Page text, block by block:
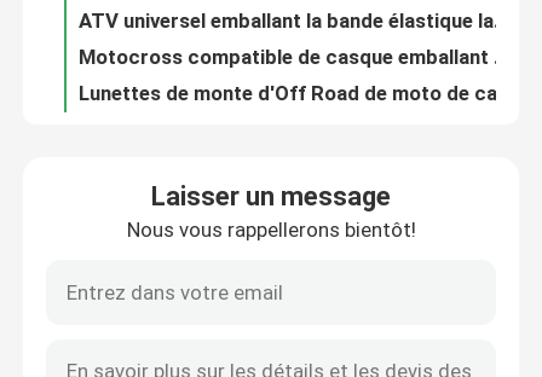
Nouvelles
Demandez une citation
Anti brouillard lunettes de natation
Lunettes de verres de sûreté
Moto de monte de lunettes de la lentille ATV de polycarbonate emballant des lunettes
Laisser un message
Nous vous rappellerons bientôt!